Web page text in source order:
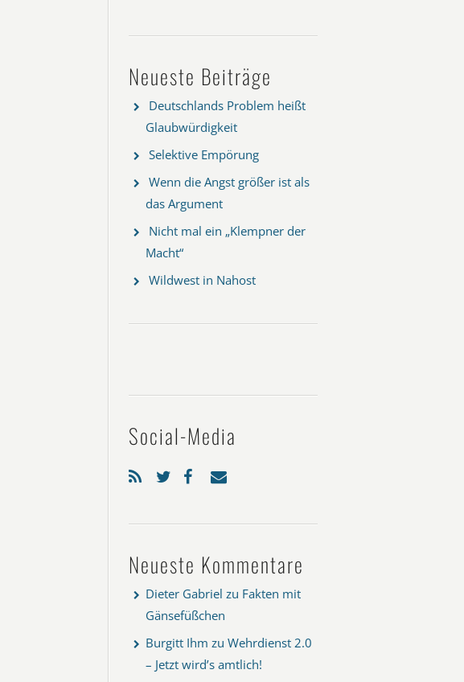
Neueste Beiträge
Deutschlands Problem heißt
Glaubwürdigkeit
Selektive Empörung
Wenn die Angst größer ist als
das Argument
Nicht mal ein „Klempner der
Macht“
Wildwest in Nahost
Social-Media
Neueste Kommentare
Dieter Gabriel zu Fakten mit
Gänsefüßchen
Burgitt Ihm zu Wehrdienst 2.0
– Jetzt wird’s amtlich!